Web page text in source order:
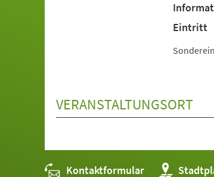
Eintritt
VERANSTALTUNGSORT
Kontaktformular (Öffnet